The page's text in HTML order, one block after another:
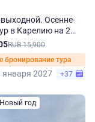
Осенне-
в Карелию на 2
RUB 15,900
бронирование тура
2027 +37
год